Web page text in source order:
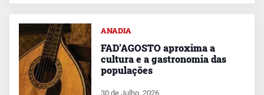
ANADIA
FAD’AGOSTO aproxima a
cultura e a gastronomia das
populações
30 de Julho, 2026